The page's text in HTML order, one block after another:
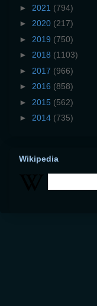
► 2021 (794)
► 2020 (217)
► 2019 (750)
► 2018 (1103)
► 2017 (966)
► 2016 (858)
► 2015 (562)
► 2014 (735)
Wikipedia